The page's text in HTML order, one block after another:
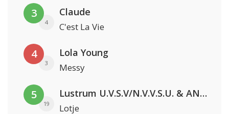
3
4
Claude
C'est La Vie
4
3
Lola Young
Messy
5
19
Lustrum U.V.S.V/N.V.V.S.U. & ANNO ONS & Jopke van Dobbenburgh & Roeland Beelen
Lotje